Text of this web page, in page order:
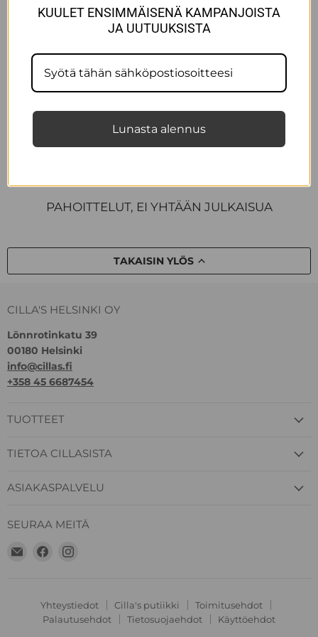
Cilla’s on tunnettu huolella valikoiduista
sisustustuotteista ja astioista, joissa yhdistyvät
PAHOITTELUT, EI YHTÄÄN JULKAISUA
TAKAISIN YLÖS
CILLA'S HELSINKI OY
Lönnrotinkatu 39
00180 Helsinki
info@cillas.fi
+358 45 6687454
TUOTTEET
TIETOA CILLASISTA
ASIAKASPALVELU
SEURAA MEITÄ
Löydä
Löydä
Yhteystiedot Cilla's putiikki
Toimitusehdot
Palautusehdot
Tietosuojaehdot Käyttöehdot
KUULET ENSIMMÄISENÄ KAMPANJOISTA
JA UUTUUKSISTA
Lunasta alennus